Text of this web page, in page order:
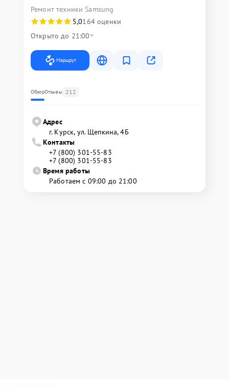
Ремонт техники Samsung
5,0164 оценки
Открыто до 21:00
Маршрут
ОбзорОтзывы 212
Адрес
г. Курск, ул. Щепкина, 4Б
Контакты
+7 (800) 301-55-83
+7 (800) 301-55-83
Время работы
Работаем с 09:00 до 21:00